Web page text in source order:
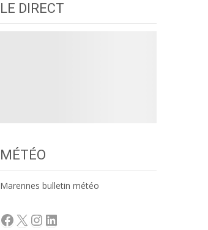
LE DIRECT
MÉTÉO
Marennes bulletin météo
Facebook
X Instagram
LinkedIn